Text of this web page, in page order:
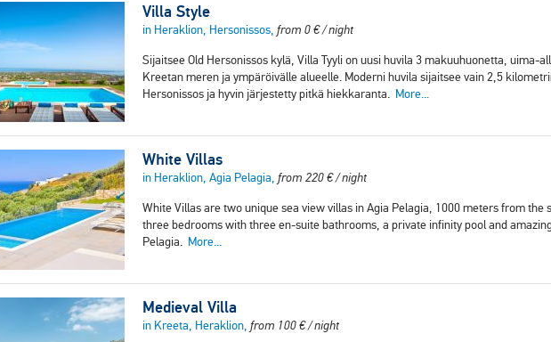
Villa Style
in Heraklion, Hersonissos, from 0€/ night
Sijaitsee Old Hersonissos kylä, Villa Tyyli on uusi huvila 3 makuuhuonetta, uima-
Kreetan meren ja ympäröivälle alueelle. Moderni huvila sijaitsee vain 2,5
Hersonissos ja hyvin järjestetty pitkä hiekkaranta. More...
White Villas
in Heraklion, Agia Pelagia, from 220€/ night
White Villas are two unique sea view villas in Agia Pelagia, 1000 meters from the
three bedrooms with three en-suite bathrooms, a private infinity pool and
Pelagia. More...
Medieval Villa
in Kreeta, Heraklion, from 100€/ night